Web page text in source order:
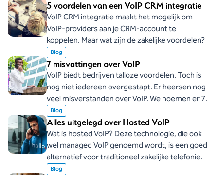
5 voordelen van een VoIP CRM integratie
VoIP CRM integratie maakt het mogelijk om
VoIP-providers aan je CRM-account te
koppelen. Maar wat zijn de zakelijke voordelen?
Blog
7 misvattingen over VoIP
VoIP biedt bedrijven talloze voordelen. Toch is
nog niet iedereen overgestapt. Er heersen nog
veel misverstanden over VoIP. We noemen er 7.
Blog
Alles uitgelegd over Hosted VoIP
Wat is hosted VoIP? Deze technologie, die ook
wel managed VoIP genoemd wordt, is een goed
alternatief voor traditioneel zakelijke telefonie.
Blog